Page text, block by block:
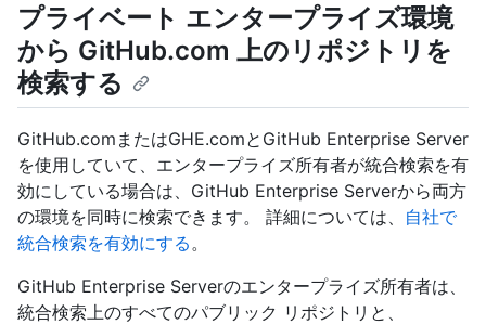
プライベート エンタープライズ環境
から GitHub.com 上のリポジトリを
検索する
GitHub.comまたはGHE.comとGitHub Enterprise Server
を使用していて、エンタープライズ所有者が統合検索を有
効にしている場合は、GitHub Enterprise Serverから両方
の環境を同時に検索できます。 詳細については、 自社で
統合検索を有効にする 。
GitHub Enterprise Serverのエンタープライズ所有者は、
統合検索上のすべてのパブリック リポジトリと、